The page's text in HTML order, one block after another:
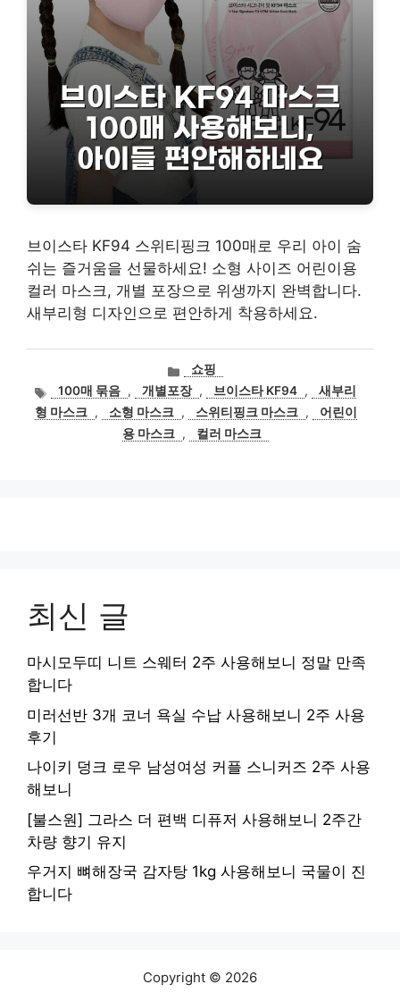
브이스타 KF94 스위티핑크 100매로 우리 아이 숨
쉬는 즐거움을 선물하세요! 소형 사이즈 어린이용
컬러 마스크, 개별 포장으로 위생까지 완벽합니다.
새부리형 디자인으로 편안하게 착용하세요.
카
테
고
리
쇼핑
태
그
100매 묶음 , 개별포장 , 브이스타 KF94 ,
새부리
형 마스크 , 소형 마스크 , 스위티핑크 마스크 ,
어린이
용 마스크 , 컬러 마스크
최신 글
마시모두띠 니트 스웨터 2주 사용해보니 정말 만족
합니다
미러선반 3개 코너 욕실 수납 사용해보니 2주 사용
후기
나이키 덩크 로우 남성여성 커플 스니커즈 2주 사용
해보니
[불스원] 그라스 더 편백 디퓨저 사용해보니 2주간
차량 향기 유지
우거지 뼈해장국 감자탕 1kg 사용해보니 국물이 진
합니다
Copyright © 2026